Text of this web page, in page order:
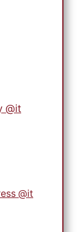
@it
@it